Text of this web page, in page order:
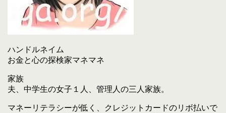
ハンドルネイム
お金と心の探検家マネマネ
家族
夫、中学生の女子１人、管理人の三人家族。
マネーリテラシーが低く、クレジットカードのリボ払いで